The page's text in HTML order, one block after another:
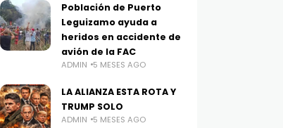
Población de Puerto
Leguizamo ayuda a
heridos en accidente de
avión de la FAC
ADMIN 5 MESES AGO
LA ALIANZA ESTA ROTA Y
TRUMP SOLO
ADMIN 5 MESES AGO